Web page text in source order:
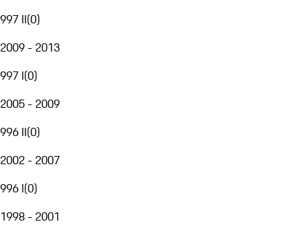
997 II(0)
2009 - 2013
997 I(0)
2005 - 2009
996 II(0)
2002 - 2007
996 I(0)
1998 - 2001